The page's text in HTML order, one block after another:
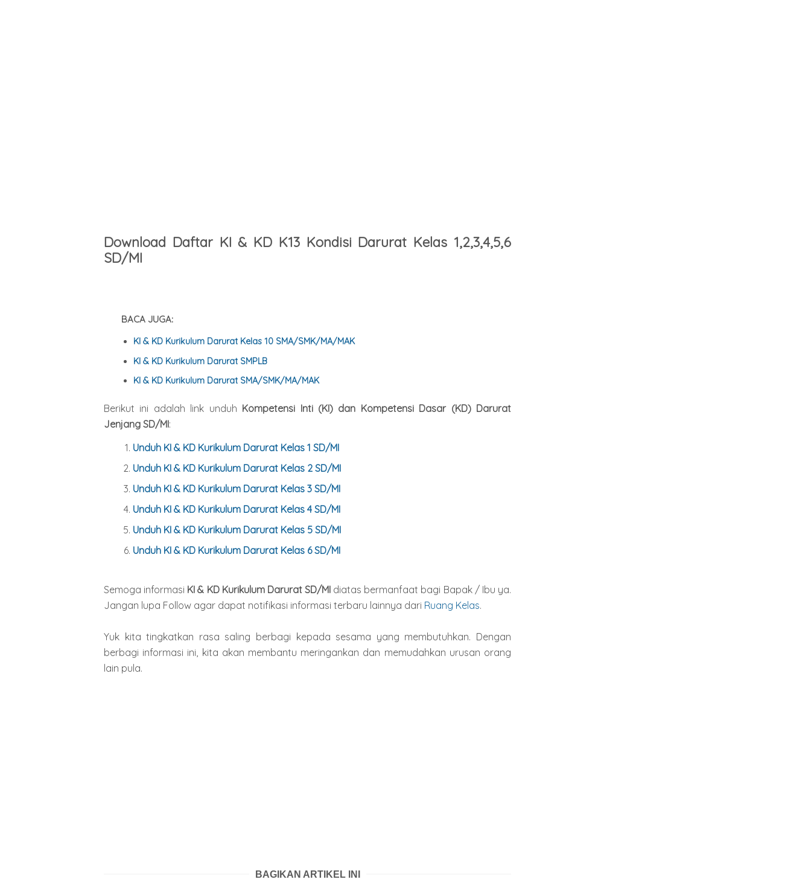
Download Daftar KI & KD K13 Kondisi Darurat Kelas 1,2,3,4,5,6
SD/MI
BACA JUGA:
KI & KD Kurikulum Darurat Kelas 10 SMA/SMK/MA/MAK
KI & KD Kurikulum Darurat SMPLB
KI & KD Kurikulum Darurat SMA/SMK/MA/MAK
Berikut ini adalah link unduh Kompetensi Inti (KI) dan Kompetensi Dasar (KD) Darurat
Jenjang SD/MI:
Unduh KI & KD Kurikulum Darurat Kelas 1 SD/MI
Unduh KI & KD Kurikulum Darurat Kelas 2 SD/MI
Unduh KI & KD Kurikulum Darurat Kelas 3 SD/MI
Unduh KI & KD Kurikulum Darurat Kelas 4SD/MI
Unduh KI & KD Kurikulum Darurat Kelas 5 SD/MI
Unduh KI & KD Kurikulum Darurat Kelas 6SD/MI
Semoga informasi KI & KD Kurikulum Darurat SD/MI diatas bermanfaat bagi Bapak / Ibu ya.
Jangan lupa Follow agar dapat notifikasi informasi terbaru lainnya dari Ruang Kelas.
Yuk kita tingkatkan rasa saling berbagi kepada sesama yang membutuhkan. Dengan
berbagi informasi ini, kita akan membantu meringankan dan memudahkan urusan orang
lain pula.
BAGIKAN ARTIKEL INI